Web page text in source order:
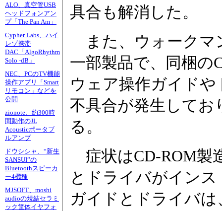
ALO、真空管USB
ヘッドフォンアン
プ「The Pan Am」
Cypher Labs、ハイ
レゾ携帯
DAC「AlgoRhythm
Solo -dB」
NEC、PCのTV機能
操作アプリ「Smart
リモコン」などを
公開
zionote、約300時
間動作のJL
Acousticポータブ
ルアンプ
ドウシシャ、“新生
SANSUI”の
Bluetoothスピーカ
ー4機種
MJSOFT、moshi
audioの焼結セラミ
ック筐体イヤフォ
具合も解消した。
また、ウォークマ
一部製品で、同梱の
ウェア操作ガイド
不具合が発生してお
る。
症状はCD-ROM製
とドライバがイン
ガイドとドライバ